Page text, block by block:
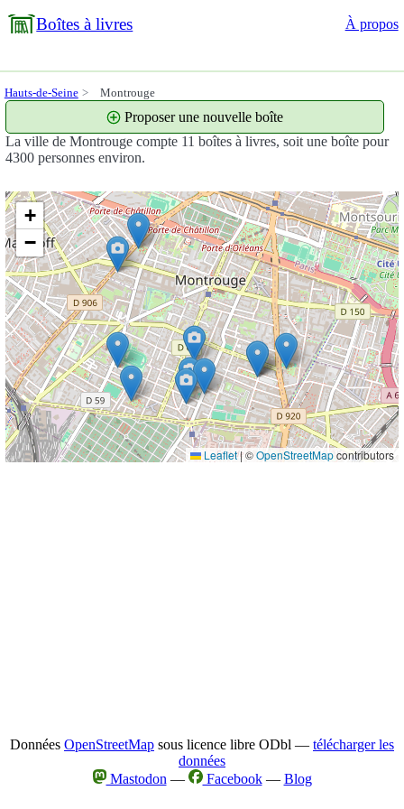
Boîtes à livres À propos
Hauts-de-Seine Montrouge
La ville de Montrouge compte 11 boîtes à livres, soit une boîte pour
4300 personnes environ.
Proposer une nouvelle boîte
+
−
Leaflet|©OpenStreetMapcontributors
Données OpenStreetMap sous licence libre ODbl — télécharger les
données
Mastodon — Facebook— Blog